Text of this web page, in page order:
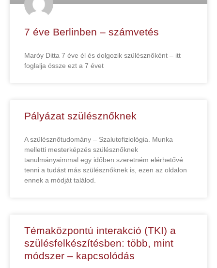
7 éve Berlinben – számvetés
Maróy Ditta 7 éve él és dolgozik szülésznőként – itt
foglalja össze ezt a 7 évet
Pályázat szülésznőknek
A szülésznőtudomány – Szalutofiziológia. Munka
melletti mesterképzés szülésznőknek
tanulmányaimmal egy időben szeretném elérhetővé
tenni a tudást más szülésznőknek is, ezen az oldalon
ennek a módját találod.
Témaközpontú interakció (TKI) a
szülésfelkészítésben: több, mint
módszer – kapcsolódás